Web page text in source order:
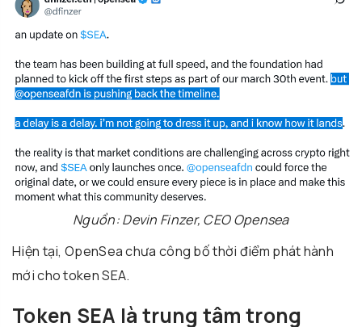
Nguồn: Devin Finzer, CEO Opensea
Hiện tại, OpenSea chưa công bố thời điểm phát hành
mới cho token SEA.
Token SEA là trung tâm trong